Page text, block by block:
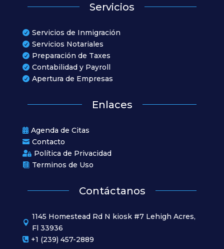
Servicios
 Servicios de Inmigración
 Servicios Notariales
 Preparación de Taxes
 Contabilidad y Payroll
 Apertura de Empresas
Enlaces
 Agenda de Citas
 Contacto
 Política de Privacidad
 Terminos de Uso
Contáctanos

1145 Homestead Rd N kiosk #7 Lehigh Acres,
Fl 33936
 +1 (239) 457-2889